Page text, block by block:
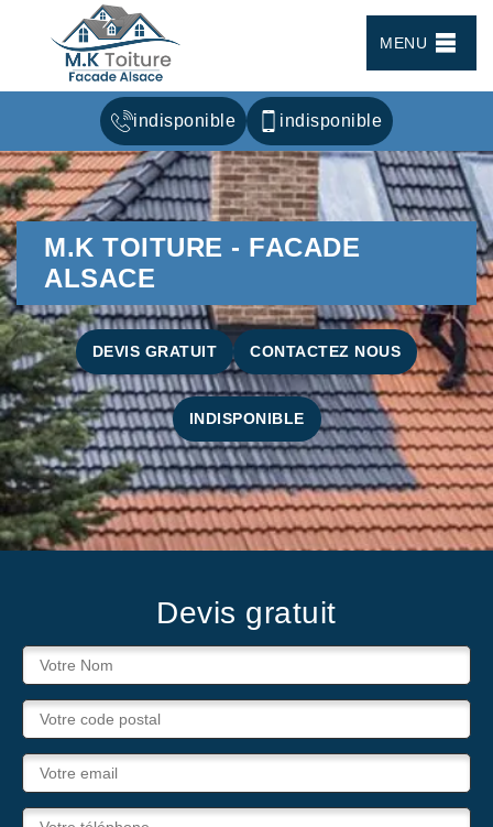
MENU
indisponible indisponible
M.K TOITURE - FACADE
ALSACE
DEVIS GRATUIT CONTACTEZ NOUS
INDISPONIBLE
Devis gratuit